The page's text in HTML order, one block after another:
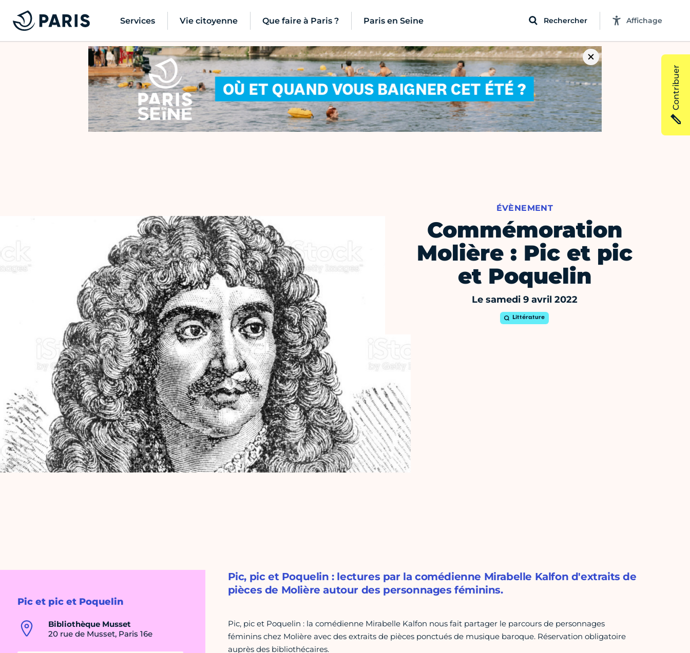
Services Vie citoyenne Que faire à Paris ? Paris en Seine Rechercher Affichage
ÉVÈNEMENT
Commémoration
Molière : Pic et pic
et Poquelin
Le samedi 9 avril 2022
Littérature
Pic et pic et Poquelin
Bibliothèque Musset
20 rue de Musset, Paris 16e
Pic, pic et Poquelin : lectures par la comédienne Mirabelle Kalfon d'extraits de
pièces de Molière autour des personnages féminins.
Pic, pic et Poquelin : la comédienne Mirabelle Kalfon nous fait partager le parcours de personnages
féminins chez Molière avec des extraits de pièces ponctués de musique baroque. Réservation obligatoire
auprès des bibliothécaires.
Contribuer